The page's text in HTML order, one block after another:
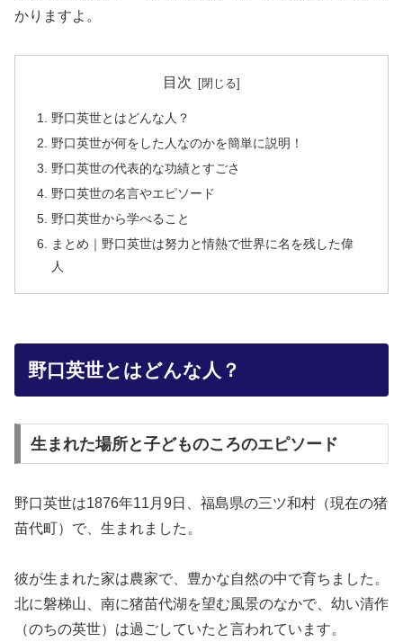
かりますよ。
目次
野口英世とはどんな人？
野口英世が何をした人なのかを簡単に説明！
野口英世の代表的な功績とすごさ
野口英世の名言やエピソード
野口英世から学べること
まとめ｜野口英世は努力と情熱で世界に名を残した偉
人
野口英世とはどんな人？
生まれた場所と子どものころのエピソード
野口英世は1876年11月9日、福島県の三ツ和村（現在の猪
苗代町）で、生まれました。
彼が生まれた家は農家で、豊かな自然の中で育ちました。
北に磐梯山、南に猪苗代湖を望む風景のなかで、幼い清作
（のちの英世）は過ごしていたと言われています。